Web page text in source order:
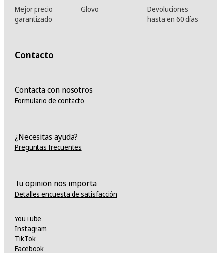
Mejor precio
garantizado
Glovo
Devoluciones
hasta en 60 días
Contacto
Contacta con nosotros
Formulario de contacto
¿Necesitas ayuda?
Preguntas frecuentes
Tu opinión nos importa
Detalles encuesta de satisfacción
YouTube
Instagram
TikTok
Facebook